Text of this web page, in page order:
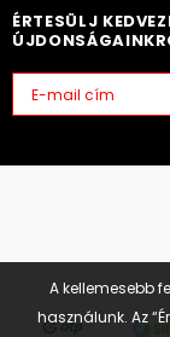
A kellemesebb
használunk. Az
ÉRTESÜLJ